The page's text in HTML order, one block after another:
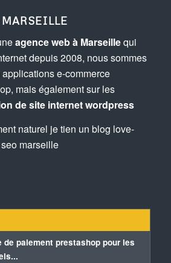
agence web à Marseillequi
depuis 2008, nous sommes
e-commerce
mais également sur les
de site internet wordpress
naturel je tien un blog love-
marseille
de paiement prestashop pour les